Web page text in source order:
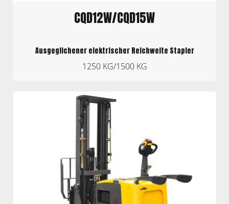
CQD12W/CQD15W
Ausgeglichener elektrischer Reichweite Stapler
1250 KG/1500 KG